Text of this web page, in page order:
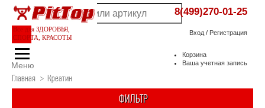
Все для ЗДОРОВЬЯ,
СПОРТА, КРАСОТЫ
Вход / Регистрация
Корзина
Ваша учетная запись
8(499)270-01-25
Меню
Главная > Креатин
ФИЛЬТР